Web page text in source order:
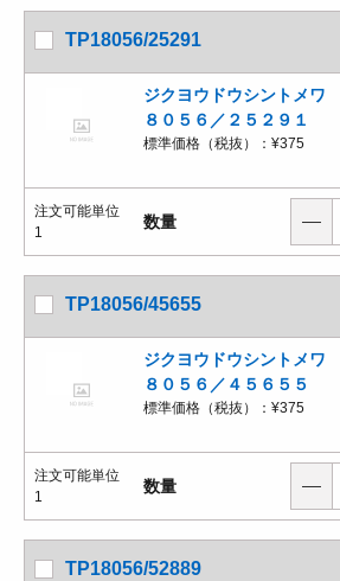
TP18056/25291
ジクヨウドウシントメ
８０５６／２５２９１
標準価格（税抜）： ¥375
注文可能単位
1
数量
TP18056/45655
ジクヨウドウシントメ
８０５６／４５６５５
標準価格（税抜）： ¥375
注文可能単位
1
数量
TP18056/52889